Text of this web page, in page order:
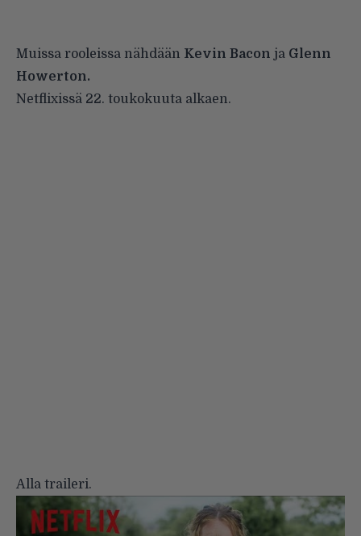
Muissa rooleissa nähdään Kevin Bacon ja Glenn
Howerton.
Netflixissä 22. toukokuuta alkaen.
Alla traileri.